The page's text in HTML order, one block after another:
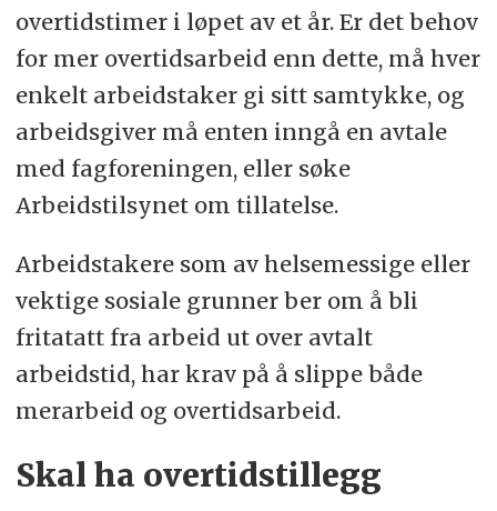
overtidstimer i løpet av et år. Er det behov
for mer overtidsarbeid enn dette, må hver
enkelt arbeidstaker gi sitt samtykke, og
arbeidsgiver må enten inngå en avtale
med fagforeningen, eller søke
Arbeidstilsynet om tillatelse.
Arbeidstakere som av helsemessige eller
vektige sosiale grunner ber om å bli
fritatatt fra arbeid ut over avtalt
arbeidstid, har krav på å slippe både
merarbeid og overtidsarbeid.
Skal ha overtidstillegg